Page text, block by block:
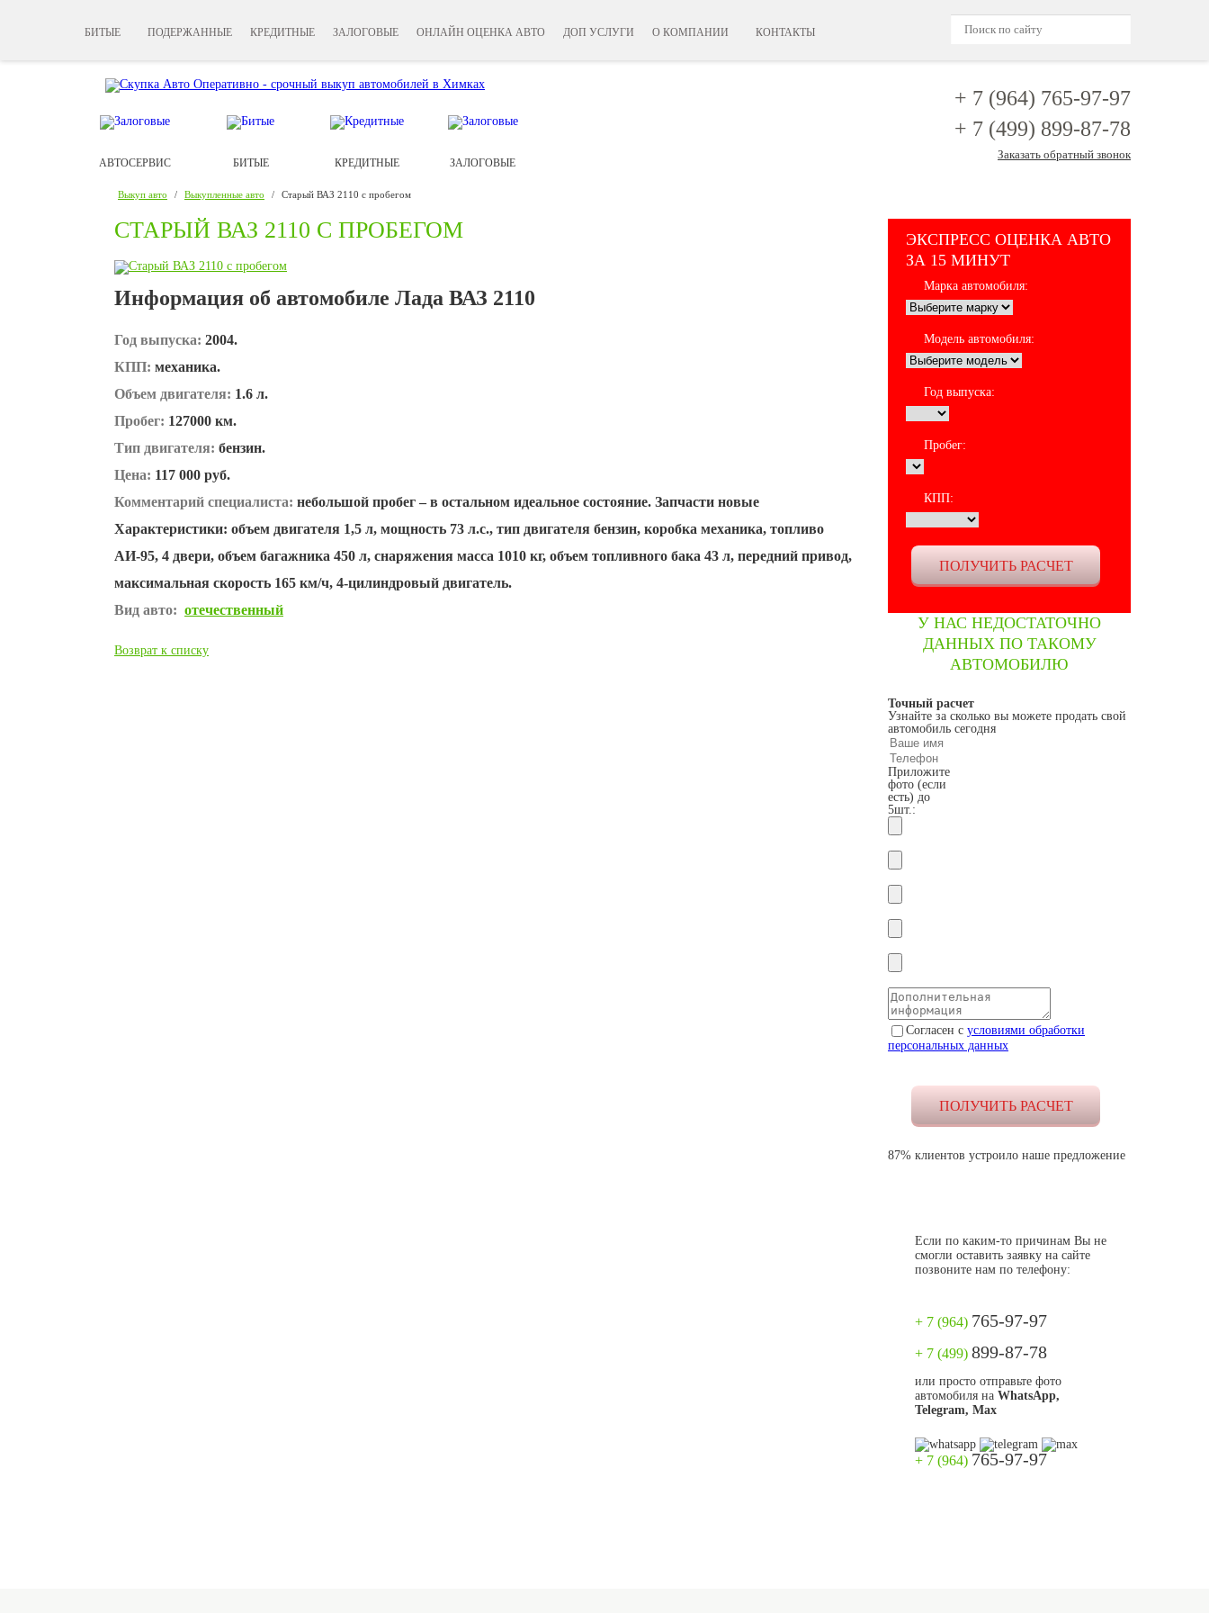
БИТЫЕ ПОДЕРЖАННЫЕ КРЕДИТНЫЕ ЗАЛОГОВЫЕ ОНЛАЙН ОЦЕНКА АВТО ДОП УСЛУГИ О КОМПАНИИ КОНТАКТЫ
+ 7 (964) 765-97-97
+ 7 (499) 899-87-78
Заказать обратный звонок
АВТОСЕРВИС БИТЫЕ КРЕДИТНЫЕ ЗАЛОГОВЫЕ
Выкуп авто / Выкупленные авто / Старый ВАЗ 2110 с пробегом
ЭКСПРЕСС ОЦЕНКА АВТО
ЗА 15 МИНУТ
Марка автомобиля:
Модель автомобиля:
Год выпуска:
Пробег:
КПП:
У НАС НЕДОСТАТОЧНО
ДАННЫХ ПО ТАКОМУ
АВТОМОБИЛЮ
Точный расчет
Узнайте за сколько вы можете продать свой
автомобиль сегодня
Приложите
фото (если
есть) до
5шт.:
Согласен с условиями обработки
персональных данных
87% клиентов устроило наше предложение
Если по каким-то причинам Вы не
смогли оставить заявку на сайте
позвоните нам по телефону:
+ 7 (964) 765-97-97
+ 7 (499) 899-87-78
или просто отправьте фото
автомобиля на WhatsApp,
Telegram, Max
+ 7 (964) 765-97-97
СТАРЫЙ ВАЗ 2110 С ПРОБЕГОМ
Информация об автомобиле Лада ВАЗ 2110
Год выпуска: 2004.
КПП: механика.
Объем двигателя: 1.6 л.
Пробег: 127000 км.
Тип двигателя: бензин.
Цена: 117 000 руб.
Комментарий специалиста: небольшой пробег – в остальном идеальное состояние. Запчасти новые
Характеристики: объем двигателя 1,5 л, мощность 73 л.с., тип двигателя бензин, коробка механика, топливо
АИ-95, 4 двери, объем багажника 450 л, снаряжения масса 1010 кг, объем топливного бака 43 л, передний привод,
максимальная скорость 165 км/ч, 4-цилиндровый двигатель.
Вид авто: отечественный
Возврат к списку